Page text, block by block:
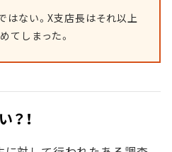
ない。X支店長はそれ以上
てしまった。
！